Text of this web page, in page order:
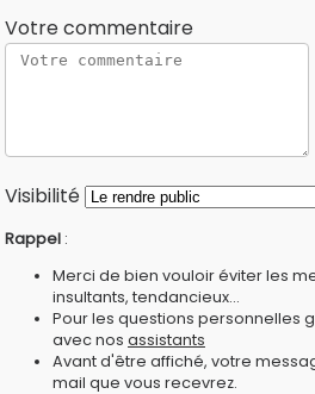
Votre commentaire
Visibilité
Rappel :
Merci de bien vouloir éviter les
insultants, tendancieux...
Pour les questions personnelles
avec nos assistants
Avant d'être affiché, votre
mail que vous recevrez.